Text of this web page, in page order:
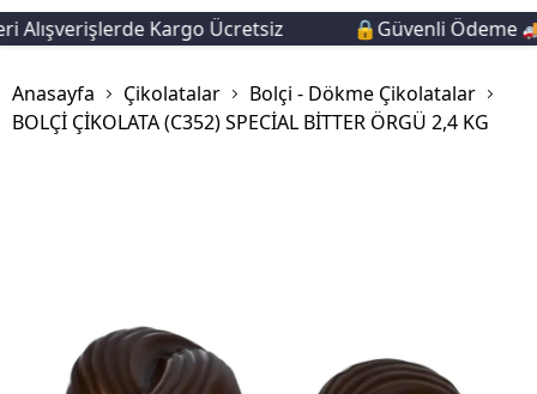
Kargo Ücretsiz 🔒Güvenli Ödeme
Anasayfa Çikolatalar
Bolçi - Dökme Çikolatalar
BOLÇİ ÇİKOLATA (C352) SPECİAL BİTTER ÖRGÜ 2,4 KG